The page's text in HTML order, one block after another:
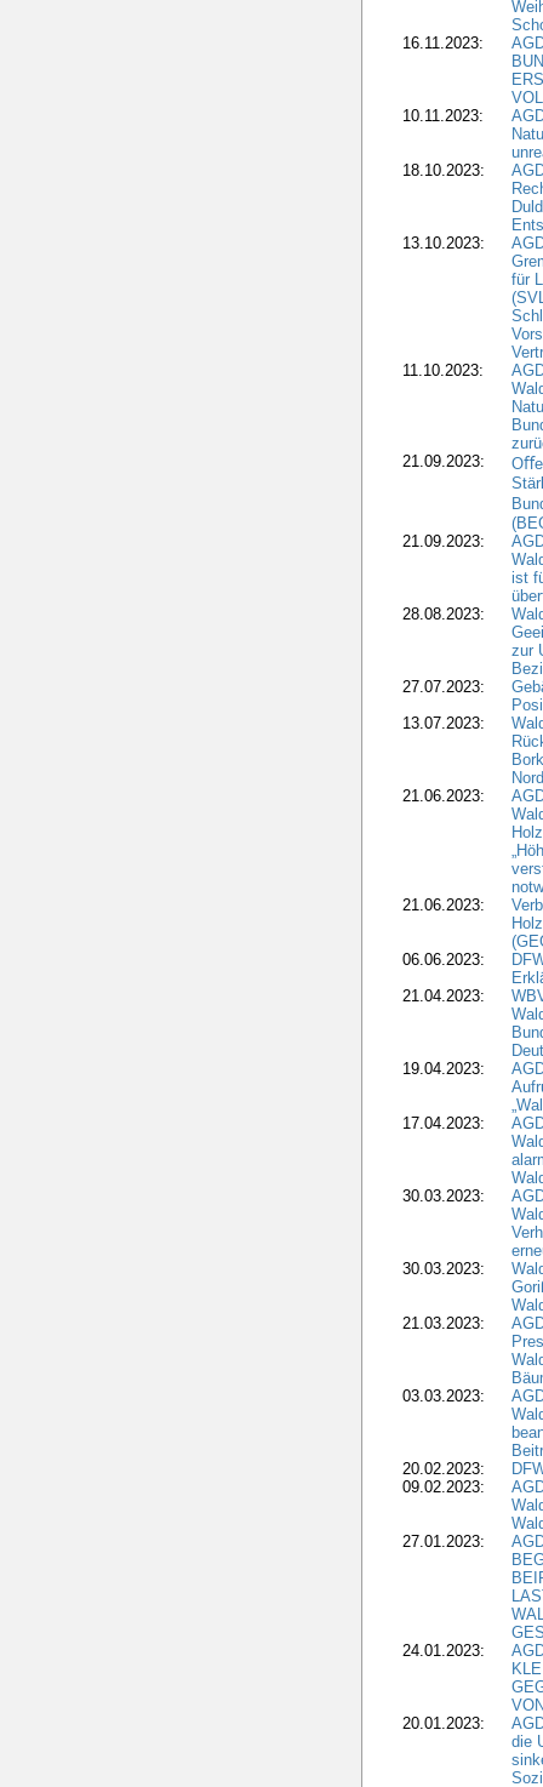
16.11.2023:
10.11.2023:
18.10.2023:
13.10.2023:
für
11.10.2023:
21.09.2023:
21.09.2023:
ist
28.08.2023:
zur
27.07.2023:
13.07.2023:
21.06.2023:
21.06.2023:
06.06.2023:
21.04.2023:
19.04.2023:
17.04.2023:
30.03.2023:
30.03.2023:
21.03.2023:
03.03.2023:
20.02.2023:
09.02.2023:
27.01.2023:
24.01.2023:
20.01.2023:
die